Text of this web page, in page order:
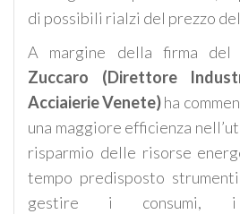
di possibili rialzi del prezzo
A margine della firma del
Zuccaro (Direttore
Acciaierie Venete)ha
una maggiore efficienza
risparmio delle risorse
tempo predisposto
gestire i consumi,